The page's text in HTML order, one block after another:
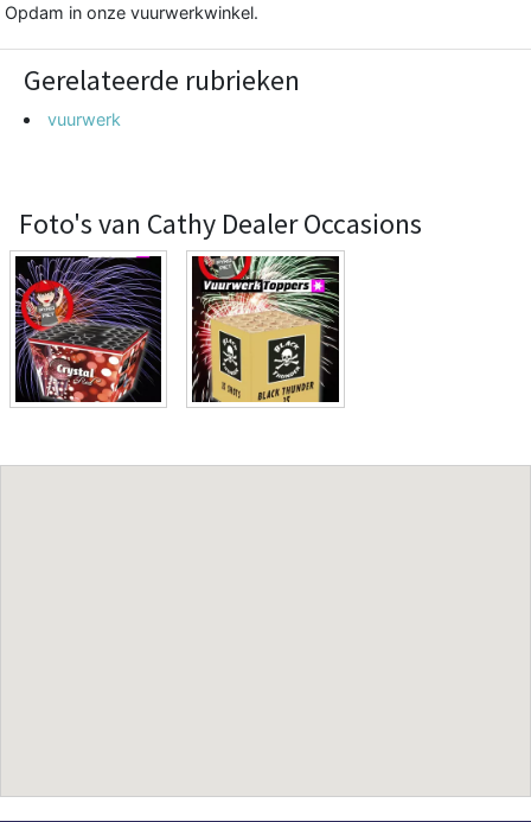
Opdam in onze vuurwerkwinkel.
Gerelateerde rubrieken
vuurwerk
Foto's van Cathy Dealer Occasions